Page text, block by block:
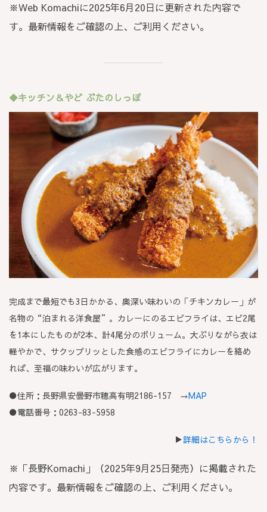
※Web Komachiに2025年6月20日に更新された内容で
す。最新情報をご確認の上、ご利用ください。
◆キッチン＆やど ぶたのしっぽ
完成まで最短でも3日かかる、奥深い味わいの「チキンカレー」が
名物の“泊まれる洋食屋”。カレーにのるエビフライは、エビ2尾
を1本にしたものが2本、計4尾分のボリューム。大ぶりながら衣は
軽やかで、サクップリッとした食感のエビフライにカレーを絡め
れば、至福の味わいが広がります。
●住所：長野県安曇野市穂高有明2186-157 →MAP
●電話番号：0263-83-5958
▶詳細はこちらから！
※「長野Komachi」（2025年9月25日発売）に掲載された
内容です。最新情報をご確認の上、ご利用ください。